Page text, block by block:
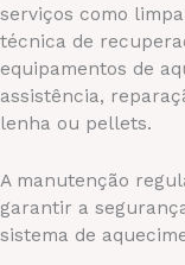
serviços como
técnica de
equipamentos de
assistência,
lenha ou pellets.
A manutenção
garantir a
sistema de